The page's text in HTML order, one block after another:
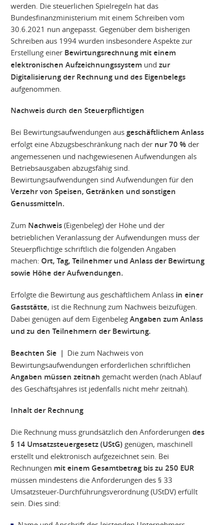
werden. Die steuerlichen Spielregeln hat das
Bundesfinanzministerium mit einem Schreiben vom
30.6.2021 nun angepasst. Gegenüber dem bisherigen
Schreiben aus 1994 wurden insbesondere Aspekte zur
Erstellung einer Bewirtungsrechnung mit einem
elektronischen Aufzeichnungssystem undzur
Digitalisierung der Rechnung und des Eigenbelegs
aufgenommen.
Nachweis durch den Steuerpflichtigen
Bei Bewirtungsaufwendungen ausgeschäftlichem Anlass
erfolgt eine Abzugsbeschränkung nach der nur 70 % der
angemessenen und nachgewiesenen Aufwendungen als
Betriebsausgaben abzugsfähig sind.
Bewirtungsaufwendungen sind Aufwendungen für den
Verzehr von Speisen, Getränken und sonstigen
Genussmitteln.
Zum Nachweis (Eigenbeleg) der Höhe und der
betrieblichen Veranlassung der Aufwendungen muss der
Steuerpflichtige schriftlich die folgenden Angaben
machen: Ort, Tag, Teilnehmer und Anlass der Bewirtung
sowie Höhe der Aufwendungen.
Erfolgte die Bewirtung aus geschäftlichem Anlass in einer
Gaststätte, ist die Rechnung zum Nachweis beizufügen.
Dabei genügen auf dem EigenbelegAngaben zum Anlass
und zu den Teilnehmern der Bewirtung.
Beachten Sie | Die zum Nachweis von
Bewirtungsaufwendungen erforderlichen schriftlichen
Angaben müssen zeitnah gemacht werden (nach Ablauf
des Geschäftsjahres ist jedenfalls nicht mehr zeitnah).
Inhalt der Rechnung
Die Rechnung muss grundsätzlich den Anforderungendes
§ 14 Umsatzsteuergesetz (UStG) genügen, maschinell
erstellt und elektronisch aufgezeichnet sein. Bei
Rechnungen mit einem Gesamtbetrag bis zu 250 EUR
müssen mindestens die Anforderungen des § 33
Umsatzsteuer-Durchführungsverordnung (UStDV) erfüllt
sein. Dies sind: